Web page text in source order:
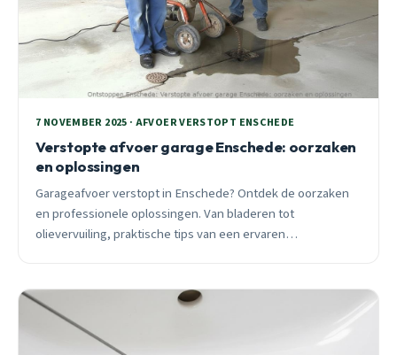
7 NOVEMBER 2025 · AFVOER VERSTOPT ENSCHEDE
Verstopte afvoer garage Enschede: oorzaken
en oplossingen
Garageafvoer verstopt in Enschede? Ontdek de oorzaken
en professionele oplossingen. Van bladeren tot
olievervuiling, praktische tips van een ervaren